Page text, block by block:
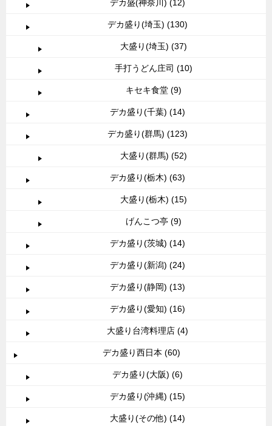
デカ盛(神奈川) (12)
デカ盛り(埼玉) (130)
大盛り(埼玉) (37)
手打うどん庄司 (10)
キセキ食堂 (9)
デカ盛り(千葉) (14)
デカ盛り(群馬) (123)
大盛り(群馬) (52)
デカ盛り(栃木) (63)
大盛り(栃木) (15)
げんこつ亭 (9)
デカ盛り(茨城) (14)
デカ盛り(新潟) (24)
デカ盛り(静岡) (13)
デカ盛り(愛知) (16)
大盛り台湾料理店 (4)
デカ盛り西日本 (60)
デカ盛り(大阪) (6)
デカ盛り(沖縄) (15)
大盛り(その他) (14)